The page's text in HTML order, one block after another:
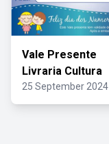
Vale Presente
Livraria Cultura
25 September 2024